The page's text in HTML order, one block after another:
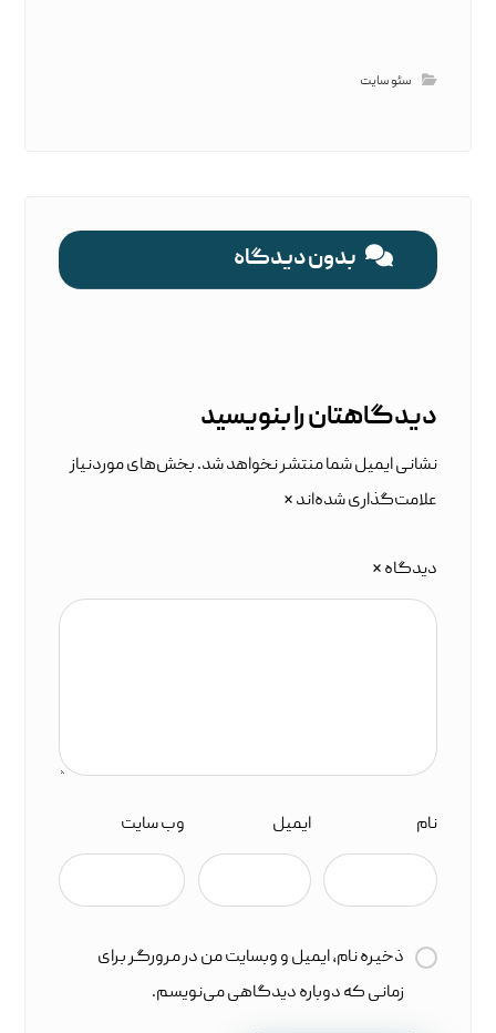
سئو سایت
بدون دیدگاه
دیدگاهتان را بنویسید
نشانی ایمیل شما منتشر نخواهد شد.بخش‌های موردنیاز
علامت‌گذاری شده‌اند*
دیدگاه*
نام ایمیل وب‌ سایت
ذخیره نام، ایمیل و وبسایت من در مرورگر برای
زمانی که دوباره دیدگاهی می‌نویسم.